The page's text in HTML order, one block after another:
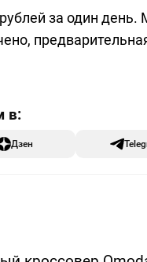
за один
Дзен